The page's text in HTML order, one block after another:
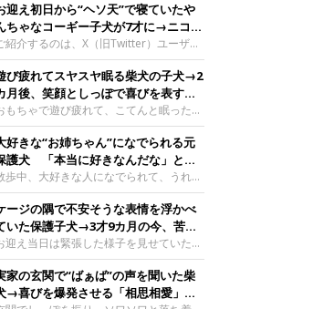
迎え初日から“ヘソ天”で寝ていたや
ちゃなコーギー子犬が7才に→ニコニ
“コーギースマイル”が魅力のコに成
！
紹介するのは、X（旧Twitter）ユーザー
Kus1oKg2vsgdWS2さんの愛犬でウェル
ュ・コーギー・ペンブロークの神楽ちゃ
。今年の8月で7才になるという神楽ちゃ
ですが、いったいどんな子犬時代を過ご
たのでしょうか。今回は、神楽ちゃんの
長を飼い主さんと振り返ります！神楽ち
んの成長について聞いた！お迎えから数
後の神楽ちゃん（撮影時生後2カ月）＠
お迎え当初の神楽
ゃんの様子について教えてください。飼
主さん： 「お迎え当日から“ヘソ天”で寝
ようなコでし
び疲れてスヤスヤ眠る柴犬の子犬→2
月後、笑顔としっぽで喜びを表すコ
成長！
もちゃで遊び疲れて、こてんと眠った子
。あれから2カ月、表情や行動にさまざ
な変化が見られるようになりました。遊
疲れて眠る生後2カ月のなっちゃん遊び
れた様子のなっちゃん。@Pkndg_紹介
るのは、X（旧Twitter）ユーザー
さんの愛犬・なっちゃん（取材
、生後4カ月／柴犬）。こちらの写真
、なっちゃんが生後2カ月のころに撮影
れた一枚です。この日、なっちゃんは家
と一緒におもちゃで遊んでいました。た
さん遊んで疲れたのか、その後は眠り始
好きな“お姉ちゃん”になでられる元
護犬 「本当に好きなんだな」と感
る表情にほっこり
歩中、大好きな人になでられて、うれし
うな表情を見せる元保護犬。甘えるよう
姿に、見ているこちらまでほっこりしま
。大好きな“お姉ちゃん”に甘える小次郎
ん妹さんになでてもらい、うれしそうな
情を見せる小次郎くん（2026年6月撮
）。@mika_Jimmy紹介するのは、X（旧
）ユーザー@mika_Jimmyさんの愛
ージの隅で不安そうな表情を浮かべ
いた保護子犬→3才9カ月の今、苦手
克服し頼もしいコに成長！
迎え当日は緊張した様子を見せていた元
犬の保護子犬。あれから約3年半、苦手
ったことを一つひとつ克服し、家族に寄
添う姿を見せています。お迎え当日、ケ
家の玄関で“ばぁば”の声を聞いた柴
→喜びを爆発させる「相思相愛」な